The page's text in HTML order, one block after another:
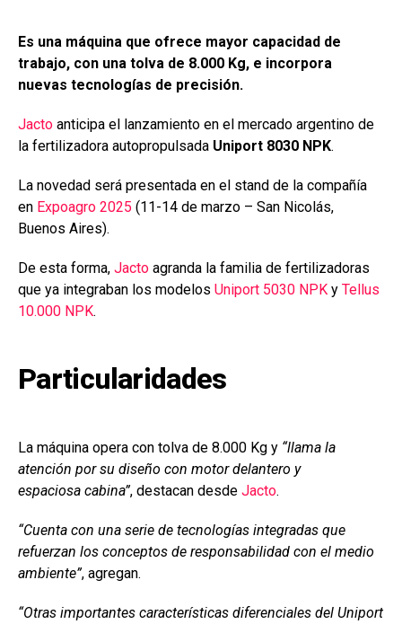
b
o
o
k
s
A
p
p
dI
n
p
ar
tir
Es una máquina que ofrece mayor capacidad de
trabajo, con una tolva de 8.000 Kg, e incorpora
nuevas tecnologías de precisión.
Jacto anticipa el lanzamiento en el mercado argentino de
la fertilizadora autopropulsada Uniport 8030 NPK.
La novedad será presentada en el stand de la compañía
en Expoagro 2025 (11-14 de marzo – San Nicolás,
Buenos Aires).
De esta forma, Jacto agranda la familia de fertilizadoras
que ya integraban los modelos Uniport 5030 NPK y Tellus
10.000 NPK.
Particularidades
La máquina opera con tolva de 8.000 Kg y “llama la
atención por su diseño con motor delantero y
espaciosa cabina”, destacan desde Jacto.
“Cuenta con una serie de tecnologías integradas que
refuerzan los conceptos de responsabilidad con el medio
ambiente”, agregan.
“Otras importantes características diferenciales del Uniport